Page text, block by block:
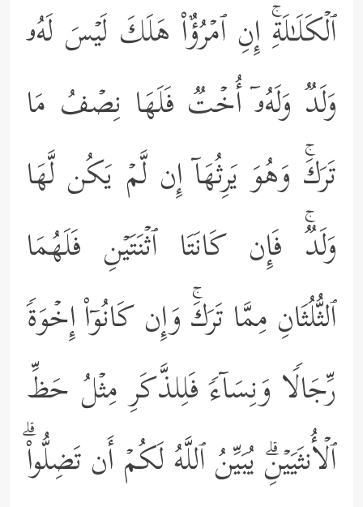
ٱلۡكَلَـٰلَةِۚ إِنِ ٱمۡرُؤٌاْ هَلَكَ لَیۡسَ لَهُۥ
وَلَدࣱ وَلَهُۥۤ أُخۡتࣱ فَلَهَا نِصۡفُ مَا
تَرَكَۚ وَهُوَ یَرِثُهَاۤ إِن لَّمۡ یَكُن لَّهَا
وَلَدࣱۚ فَإِن كَانَتَا ٱثۡنَتَیۡنِ فَلَهُمَا
ٱلثُّلُثَانِ مِمَّا تَرَكَۚ وَإِن كَانُوۤاْ إِخۡوَةࣰ
رِّجَالࣰا وَنِسَاۤءࣰ فَلِلذَّكَرِ مِثۡلُ حَظِّ
ٱلۡأُنثَیَیۡنِۗ یُبَیِّنُ ٱللَّهُ لَكُمۡ أَن تَضِلُّواْۗ